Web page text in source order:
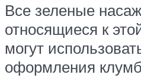
Все зеленые
относящиеся к
могут
оформления